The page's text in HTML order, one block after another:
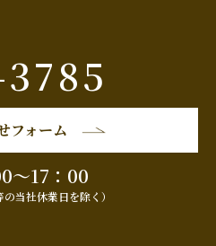
フォーム
～17：00
当社休業日を除く）